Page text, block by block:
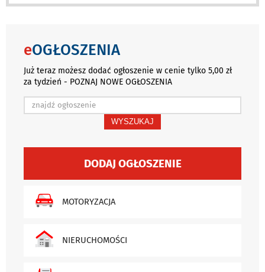
eOGŁOSZENIA
Już teraz możesz dodać ogłoszenie w cenie tylko 5,00 zł
za tydzień - POZNAJ NOWE OGŁOSZENIA
WYSZUKAJ
DODAJ OGŁOSZENIE
MOTORYZACJA
NIERUCHOMOŚCI